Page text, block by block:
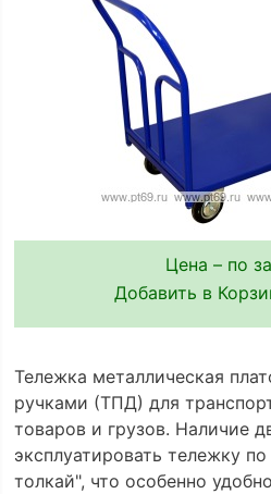
Цена – по
Добавить в
Тележка металлическая
ручками (ТПД) для
товаров и грузов. Наличие
эксплуатировать тележку
толкай", что особенно